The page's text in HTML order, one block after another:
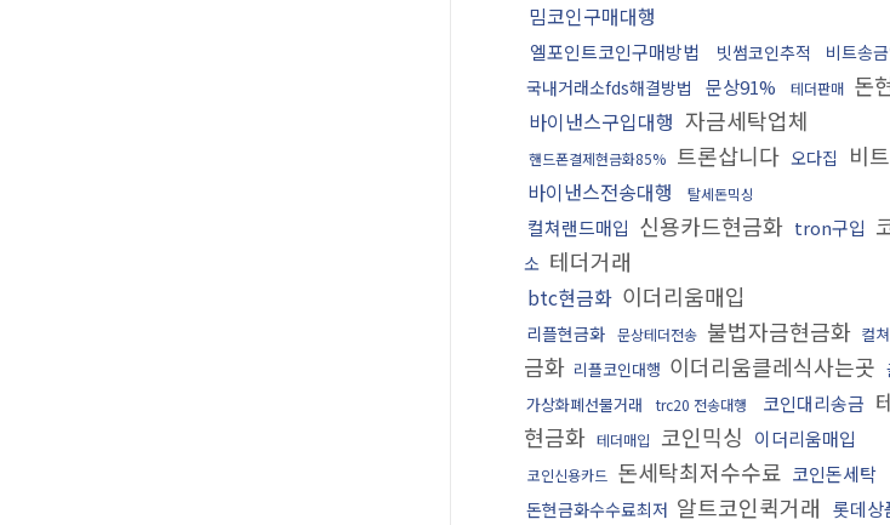
밈코인구매대행
엘포인트코인구매방법 빗썸코인추적
비트송
국내거래소fds해결방법
문상91% 테더판매 돈
바이낸스구입대행 자금세탁업체
핸드폰결제현금화85% 트론삽니다 오다집 비
바이낸스전송대행 탈세돈믹싱
컬쳐랜드매입 신용카드현금화 tron구입
소 테더거래
btc현금화 이더리움매입
리플현금화 문상테더전송 불법자금현금화 컬
금화 리플코인대행 이더리움클레식사는곳
가상화폐선물거래
trc20 전송대행 코인대리송금
현금화 테더매입 코인믹싱 이더리움매입
코인신용카드 돈세탁최저수수료 코인돈세탁
돈현금화수수료최저 알트코인퀵거래 롯데상